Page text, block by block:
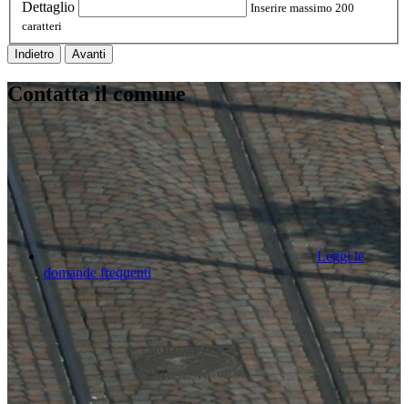
Dettaglio
Inserire massimo 200
caratteri
Indietro Avanti
Contatta il comune
Leggi le
domande frequenti